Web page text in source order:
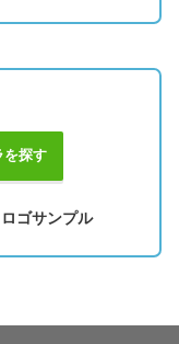
を探す